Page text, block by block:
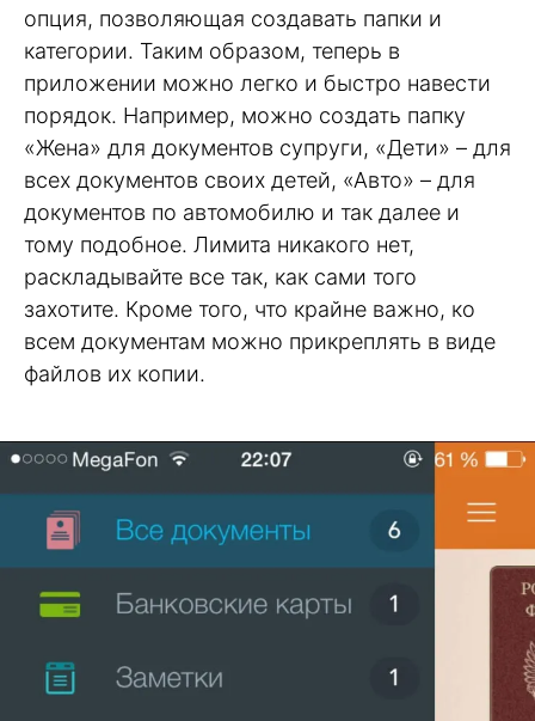
опция, позволяющая создавать папки и
категории. Таким образом, теперь в
приложении можно легко и быстро навести
порядок. Например, можно создать папку
«Жена» для документов супруги, «Дети» – для
всех документов своих детей, «Авто» – для
документов по автомобилю и так далее и
тому подобное. Лимита никакого нет,
раскладывайте все так, как сами того
захотите. Кроме того, что крайне важно, ко
всем документам можно прикреплять в виде
файлов их копии.